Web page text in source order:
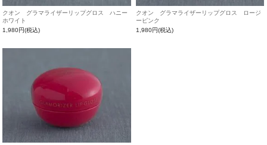
クオン グラマライザーリップグロス ハニー
ホワイト
1,980円(税込)
クオン グラマライザーリップグロス ロージ
ーピンク
1,980円(税込)